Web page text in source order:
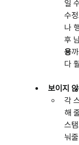
일
수
나
후
용
다
보이지
각
해
스
눠